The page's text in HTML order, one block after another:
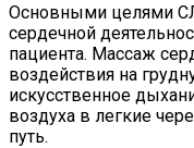
Основными целями
сердечной
пациента. Массаж
воздействия на
искусственное
воздуха в легкие
путь.